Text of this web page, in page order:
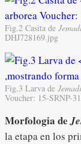
Fig.2 Casita de
DHJ728169.jpg
Fig.3 Larva de
Voucher: 15-SRNP-
Morfologia de
la etapa en los